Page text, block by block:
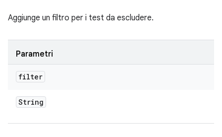
Aggiunge un filtro per i test da escludere.
Parametri
filter
String